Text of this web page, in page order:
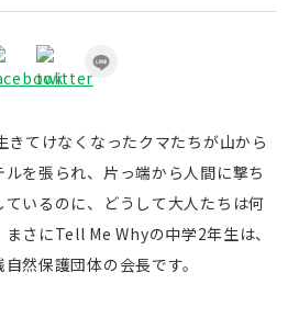
きてけなくなったクマたちが山から
を張られ、片っ端から人間に撃ち
いるのに、どうして大人たちは何
さにTell Me Whyの中学2年生は、
然保護団体の会長です。